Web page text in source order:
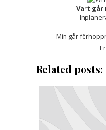
Vart går
Min går
Related posts: